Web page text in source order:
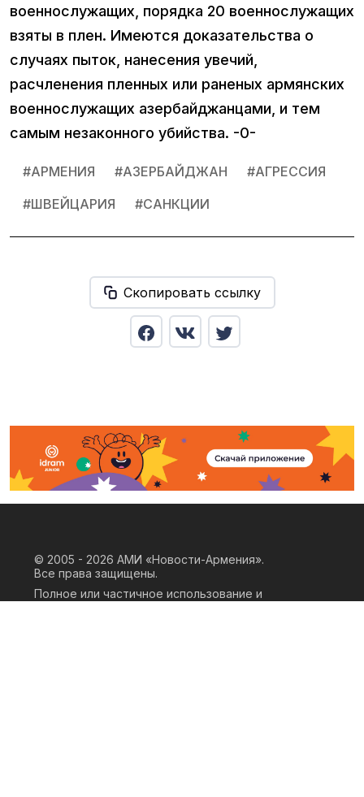
военнослужащих, порядка 20 военнослужащих
взяты в плен. Имеются доказательства о
случаях пыток, нанесения увечий,
расчленения пленных или раненых армянских
военнослужащих азербайджанцами, и тем
самым незаконного убийства. -0-
#АРМЕНИЯ #АЗЕРБАЙДЖАН #АГРЕССИЯ
#ШВЕЙЦАРИЯ #САНКЦИИ
Скопировать ссылку
© 2005 - 2026 АМИ «Новости-Армения».
Все права защищены.
Полное или частичное использование и